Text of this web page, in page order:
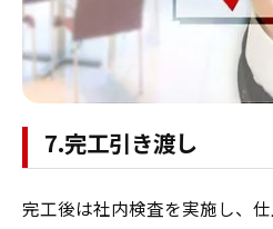
7.完工引き渡し
完工後は社内検査を実施し、